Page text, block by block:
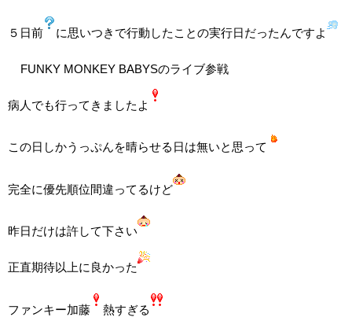
５日前 に思いつきで行動したことの実行日だったんですよ
FUNKY MONKEY BABYSのライブ参戦
病人でも行ってきましたよ
この日しかうっぷんを晴らせる日は無いと思って
完全に優先順位間違ってるけど
昨日だけは許して下さい
正直期待以上に良かった
ファンキー加藤 熱すぎる